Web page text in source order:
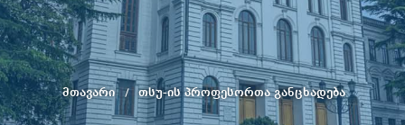
მთავარი თსუ-ის პროფესორთა განცხადება